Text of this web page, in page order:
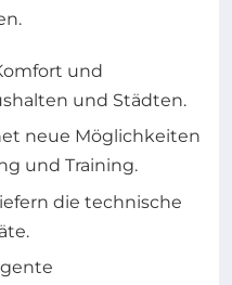
und
und Städten.
neue Möglichkeiten
und Training.
die technische